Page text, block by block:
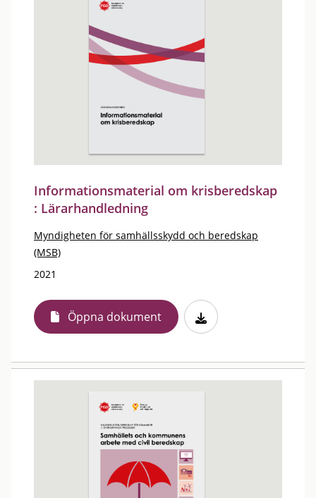
Informationsmaterial om krisberedskap
: Lärarhandledning
Myndigheten för samhällsskydd och beredskap
(MSB)
2021
Öppna dokument